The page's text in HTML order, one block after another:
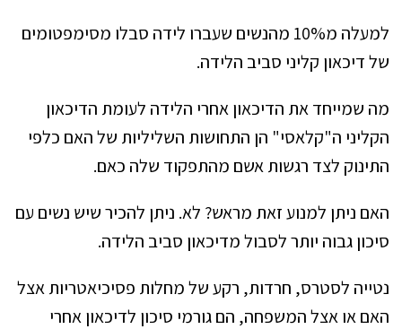
למעלה מ10% מהנשים שעברו לידה סבלו מסימפטומים
של דיכאון קליני סביב הלידה.
מה שמייחד את הדיכאון אחרי הלידה לעומת הדיכאון
הקליני ה"קלאסי" הן התחושות השליליות של האם כלפי
התינוק לצד רגשות אשם מהתפקוד שלה כאם.
האם ניתן למנוע זאת מראש? לא. ניתן להכיר שיש נשים עם
סיכון גבוה יותר לסבול מדיכאון סביב הלידה.
נטייה לסטרס, חרדות, רקע של מחלות פסיכיאטריות אצל
האם או אצל המשפחה, הם גורמי סיכון לדיכאון אחרי